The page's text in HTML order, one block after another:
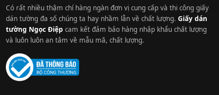
Có rất nhiều thậm chí hàng ngàn đơn vị cung cấp và thi công giấy
dán tường đa số chúng ta hay nhầm lẫn về chất lượng. Giấy dán
tường Ngọc Điệp cam kết đảm bảo hàng nhập khẩu chất lượng
và luôn luôn an tâm về mẫu mã, chất lượng.